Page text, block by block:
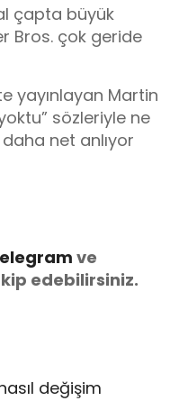
çapta büyük
Bros. çok geride
yayınlayan Martin
sözleriyle ne
daha net anlıyor
ve
edebilirsiniz.
değişim